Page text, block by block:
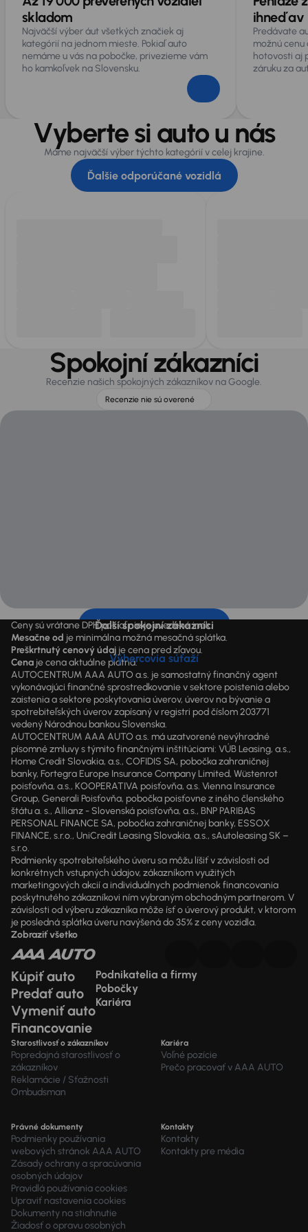
skladom
Najväčší výber áut všetkých značiek aj
kategórií na jednom mieste. Pokiaľ auto
nemáme u vás na pobočke, privezieme vám
ho kamkoľvek na Slovensku.
ihneď av
Predávate
možnú
hotovosti aj
záruku za
Vyberte si auto u nás
Máme najväčší výber týchto kategórií v celej krajine.
Ďalšie odporúčané vozidlá
Spokojní zákazníci
Recenzie našich spokojných zákazníkov na Google.
Recenzie nie sú overené
Ďalší spokojní zákazníci
Výhercovia súťaží
Ceny sú vrátane DPH pokiaľ nie je uvedené inak.
Mesačne od je minimálna možná mesačná splátka.
Preškrtnutý cenový údaj je cena pred zľavou.
Cena je cena aktuálne platná.
AUTOCENTRUM AAA AUTO a.s. je samostatný finančný agent
vykonávajúci finančné sprostredkovanie v sektore poistenia alebo
zaistenia a sektore poskytovania úverov, úverov na bývanie a
spotrebiteľských úverov zapísaný v registri pod číslom 203771
vedený Národnou bankou Slovenska.
AUTOCENTRUM AAA AUTO a.s. má uzatvorené nevýhradné
písomné zmluvy s týmito finančnými inštitúciami: VÚB Leasing, a.s.,
Home Credit Slovakia, a.s., COFIDIS SA, pobočka zahraničnej
banky, Fortegra Europe Insurance Company Limited, Wüstenrot
poisťovňa, a.s., KOOPERATIVA poisťovňa, a.s. Vienna Insurance
Group, Generali Poisťovňa, pobočka poisťovne z iného členského
štátu a. s., Allianz - Slovenská poisťovňa, a.s., BNP PARIBAS
PERSONAL FINANCE SA, pobočka zahraničnej banky, ESSOX
FINANCE, s.r.o., UniCredit Leasing Slovakia, a.s., sAutoleasing SK –
s.r.o.
Podmienky spotrebiteľského úveru sa môžu líšiť v závislosti od
konkrétnych vstupných údajov, zákazníkom využitých
marketingových akcií a individuálnych podmienok financovania
poskytnutého zákazníkovi ním vybraným obchodným partnerom. V
závislosti od výberu zákazníka môže ísť o úverový produkt, v ktorom
je posledná splátka úveru navýšená do 35% z ceny vozidla.
Zobraziť všetko
Kúpiť auto
Predať auto
Vymeniť auto
Financovanie
Podnikatelia a firmy
Pobočky
Kariéra
Starostlivosť o zákazníkov
Popredajná starostlivosť o
zákazníkov
Reklamácie / Sťažnosti
Ombudsman
Kariéra
Voľné pozície
Prečo pracovať v AAA AUTO
Právné dokumenty
Podmienky používania
webových stránok AAA AUTO
Zásady ochrany a spracúvania
osobných údajov
Pravidlá používania cookies
Upraviť nastavenia cookies
Dokumenty na stiahnutie
Žiadosť o opravu osobných
Kontakty
Kontakty
Kontakty pre média